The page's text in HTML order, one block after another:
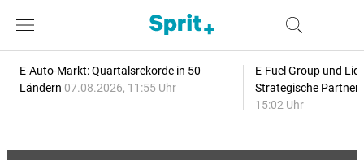
E-Auto-Markt: Quartalsrekorde in 50
Ländern 07.08.2026, 11:55 Uhr
E-Fuel Group und
Strategische
15:02 Uhr